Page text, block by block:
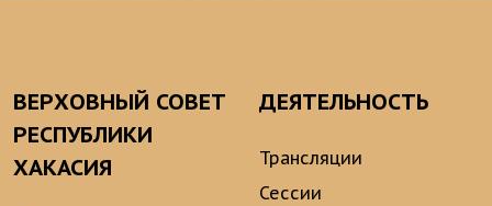
ВЕРХОВНЫЙ СОВЕТ
РЕСПУБЛИКИ
ХАКАСИЯ
ДЕЯТЕЛЬНОСТЬ
Трансляции
Сессии